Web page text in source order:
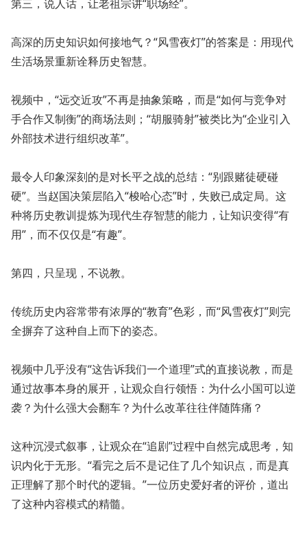
第三，说人话，让老祖宗讲“职场经”。
高深的历史知识如何接地气？“风雪夜灯”的答案是：用现代
生活场景重新诠释历史智慧。
视频中，“远交近攻”不再是抽象策略，而是“如何与竞争对
手合作又制衡”的商场法则；“胡服骑射”被类比为“企业引入
外部技术进行组织改革”。
最令人印象深刻的是对长平之战的总结：“别跟赌徒硬碰
硬”。当赵国决策层陷入“梭哈心态”时，失败已成定局。这
种将历史教训提炼为现代生存智慧的能力，让知识变得“有
用”，而不仅仅是“有趣”。
第四，只呈现，不说教。
传统历史内容常带有浓厚的“教育”色彩，而“风雪夜灯”则完
全摒弃了这种自上而下的姿态。
视频中几乎没有“这告诉我们一个道理”式的直接说教，而是
通过故事本身的展开，让观众自行领悟：为什么小国可以逆
袭？为什么强大会翻车？为什么改革往往伴随阵痛？
这种沉浸式叙事，让观众在“追剧”过程中自然完成思考，知
识内化于无形。“看完之后不是记住了几个知识点，而是真
正理解了那个时代的逻辑。”一位历史爱好者的评价，道出
了这种内容模式的精髓。